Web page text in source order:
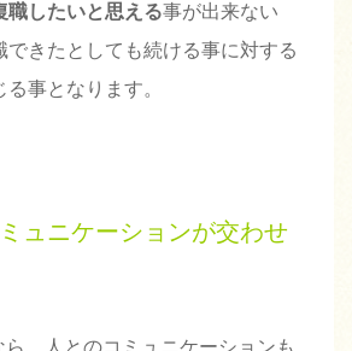
職したいと思える事が出来ない
できたとしても続ける事に対する
事となります。
ュニケーションが交わせ